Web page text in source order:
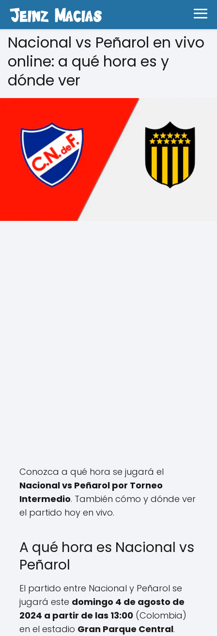
Nacional vs Peñarol en vivo
online: a qué hora es y
dónde ver
Conozca a qué hora se jugará el
Nacional vs Peñarol por Torneo
Intermedio. También cómo y dónde ver
el partido hoy en vivo.
A qué hora es Nacional vs
Peñarol
El partido entre Nacional y Peñarol se
jugará este domingo 4 de agosto de
2024 a partir de las 13:00 (Colombia)
en el estadio Gran Parque Central.